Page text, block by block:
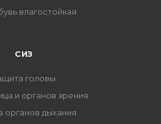
влагостойкая
СИЗ
головы
и органов зрения
органов дыхания